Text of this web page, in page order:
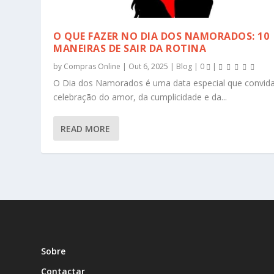
O QUE FAZER NO DIA DOS NAMORADOS: 10
MANEIRAS DE SAIR DA ROTINA
by Compras Online Out 6, 2025 Blog 0
O Dia dos Namorados é uma data especial que
celebração do amor, da cumplicidade e da...
READ MORE
Sobre
Contactar